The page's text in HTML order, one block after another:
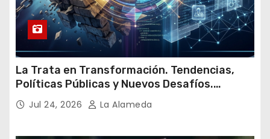
La Trata en Transformación. Tendencias,
Políticas Públicas y Nuevos Desafíos.
Argentina y el Mundo – Julio 2026
Jul 24, 2026 La Alameda